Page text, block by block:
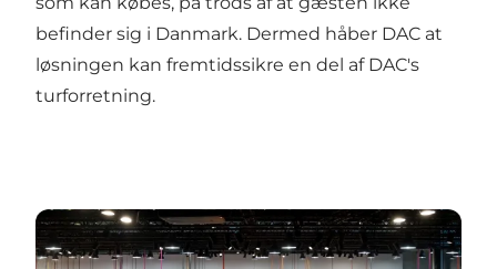
befinder sig i Danmark. Dermed håber DAC at
løsningen kan fremtidssikre en del af DAC's
turforretning.